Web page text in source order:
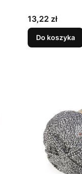
Cena
13,22 zł
Do koszyka